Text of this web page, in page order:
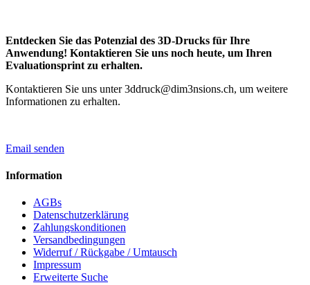
Entdecken Sie das Potenzial des 3D-Drucks für Ihre
Anwendung! Kontaktieren Sie uns noch heute, um Ihren
Evaluationsprint zu erhalten.
Kontaktieren Sie uns unter 3ddruck@dim3nsions.ch, um weitere
Informationen zu erhalten.
Email senden
Information
AGBs
Datenschutzerklärung
Zahlungskonditionen
Versandbedingungen
Widerruf / Rückgabe / Umtausch
Impressum
Erweiterte Suche